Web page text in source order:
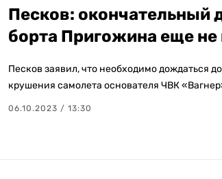
Песков: окончательный
борта Пригожина еще не
Песков заявил, что необходимо дождаться
крушения самолета основателя ЧВК
06.10.2023 / 13:30